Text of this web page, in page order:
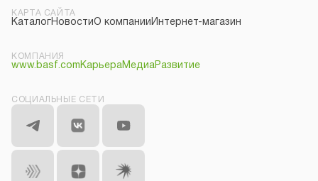
КАРТА САЙТА
КаталогНовостиО компании Интернет-магазин
КОМПАНИЯ
www.basf.com КарьераМедиаРазвитие
СОЦИАЛЬНЫЕ СЕТИ